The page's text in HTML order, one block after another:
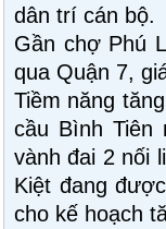
dân trí cán bộ.
Gần chợ Phú
qua Quận 7,
Tiềm năng
cầu Bình Tiên
vành đai 2 nối
Kiệt đang
cho kế hoạch